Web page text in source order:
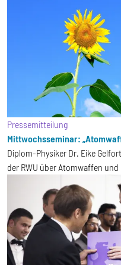
Pressemitteilung
Mittwochsseminar:
Diplom-Physiker Dr. Eike
der RWU über Atomwaffen